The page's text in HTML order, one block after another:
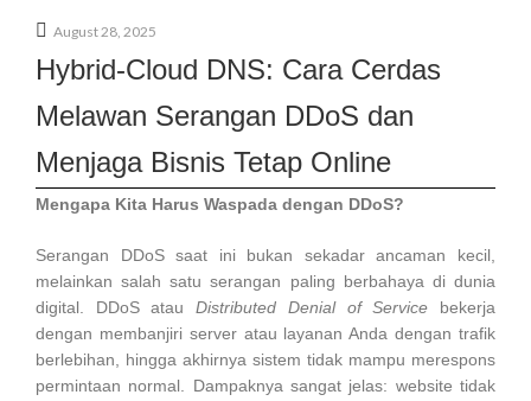
August 28, 2025
Hybrid-Cloud DNS: Cara Cerdas
Melawan Serangan DDoS dan
Menjaga Bisnis Tetap Online
Mengapa Kita Harus Waspada dengan DDoS?
Serangan DDoS saat ini bukan sekadar ancaman kecil,
melainkan salah satu serangan paling berbahaya di dunia
digital. DDoS atauDistributed Denial of Service bekerja
dengan membanjiri server atau layanan Anda dengan trafik
berlebihan, hingga akhirnya sistem tidak mampu merespons
permintaan normal. Dampaknya sangat jelas: website tidak